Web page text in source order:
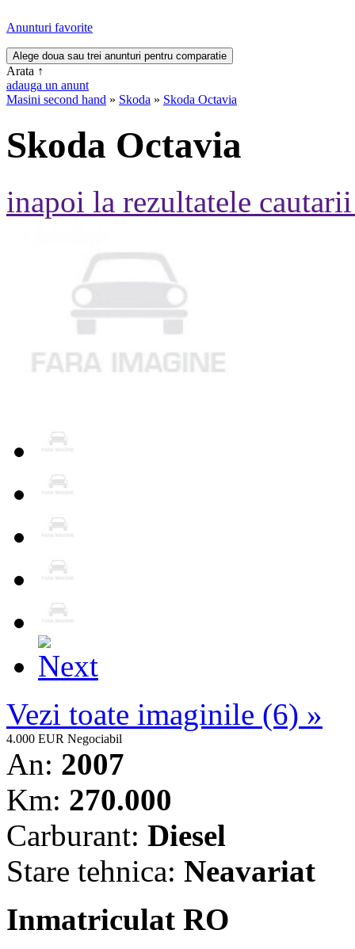
Anunturi favorite
Arata ↑
adauga un anunt
Masini second hand » Skoda » Skoda Octavia
Skoda Octavia
inapoi la rezultatele
Vezi toate imaginile (6) »
4.000 EUR Negociabil
An: 2007
Km: 270.000
Carburant: Diesel
Stare tehnica: Neavariat
Inmatriculat RO